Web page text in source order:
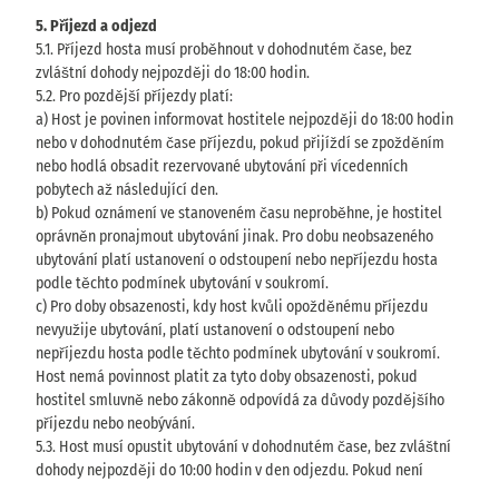
5. Příjezd a odjezd
5.1. Příjezd hosta musí proběhnout v dohodnutém čase, bez
zvláštní dohody nejpozději do 18:00 hodin.
5.2. Pro pozdější příjezdy platí:
a) Host je povinen informovat hostitele nejpozději do 18:00 hodin
nebo v dohodnutém čase příjezdu, pokud přijíždí se zpožděním
nebo hodlá obsadit rezervované ubytování při vícedenních
pobytech až následující den.
b) Pokud oznámení ve stanoveném času neproběhne, je hostitel
oprávněn pronajmout ubytování jinak. Pro dobu neobsazeného
ubytování platí ustanovení o odstoupení nebo nepříjezdu hosta
podle těchto podmínek ubytování v soukromí.
c) Pro doby obsazenosti, kdy host kvůli opožděnému příjezdu
nevyužije ubytování, platí ustanovení o odstoupení nebo
nepříjezdu hosta podle těchto podmínek ubytování v soukromí.
Host nemá povinnost platit za tyto doby obsazenosti, pokud
hostitel smluvně nebo zákonně odpovídá za důvody pozdějšího
příjezdu nebo neobývání.
5.3. Host musí opustit ubytování v dohodnutém čase, bez zvláštní
dohody nejpozději do 10:00 hodin v den odjezdu. Pokud není